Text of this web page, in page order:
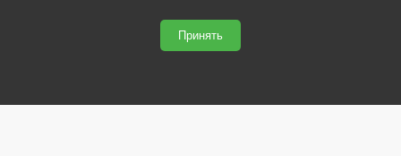
svetled53.ru © 2026
Принять